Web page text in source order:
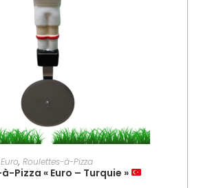
AJOUTER AU PANIER
Euro, Roulettes-à-Pizza
Pizza « Euro – Turquie »